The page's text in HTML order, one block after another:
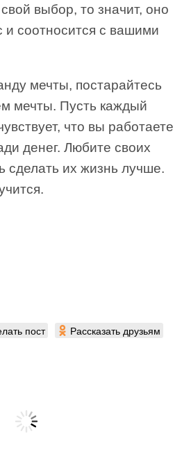
выбор, то значит, оно
и соотносится с вашими
мечты, постарайтесь
мечты. Пусть каждый
что вы работаете
денег. Любите своих
сделать их жизнь лучше.
пост Рассказать друзьям